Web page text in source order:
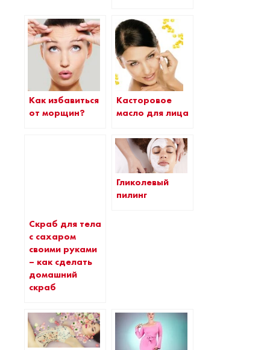
Как избавиться
от морщин?
Касторовое
масло для лица
Скраб для тела
с сахаром
своими руками
– как сделать
домашний
скраб
Гликолевый
пилинг